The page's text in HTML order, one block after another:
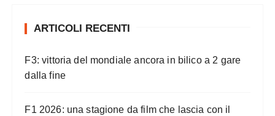
ARTICOLI RECENTI
F3: vittoria del mondiale ancora in bilico a 2 gare
dalla fine
F1 2026: una stagione da film che lascia con il